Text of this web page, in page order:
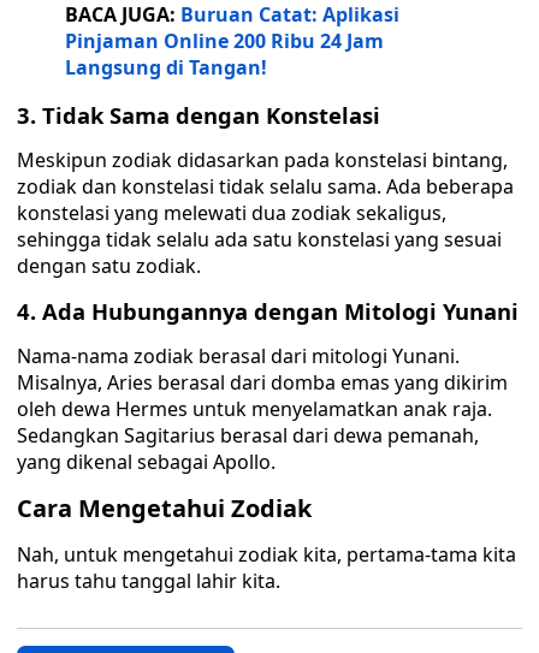
BACA JUGA: Buruan Catat: Aplikasi
Pinjaman Online 200 Ribu 24 Jam
Langsung di Tangan!
3. Tidak Sama dengan Konstelasi
Meskipun zodiak didasarkan pada konstelasi bintang,
zodiak dan konstelasi tidak selalu sama. Ada beberapa
konstelasi yang melewati dua zodiak sekaligus,
sehingga tidak selalu ada satu konstelasi yang sesuai
dengan satu zodiak.
4. Ada Hubungannya dengan Mitologi Yunani
Nama-nama zodiak berasal dari mitologi Yunani.
Misalnya, Aries berasal dari domba emas yang dikirim
oleh dewa Hermes untuk menyelamatkan anak raja.
Sedangkan Sagitarius berasal dari dewa pemanah,
yang dikenal sebagai Apollo.
Cara Mengetahui Zodiak
Nah, untuk mengetahui zodiak kita, pertama-tama kita
harus tahu tanggal lahir kita.